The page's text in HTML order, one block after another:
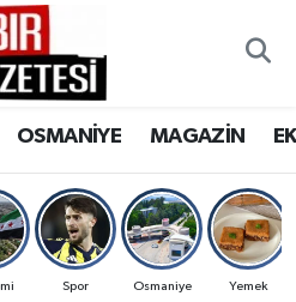
OSMANİYE MAGAZİN
Spor Osmaniye Yemek
Eczaneler
Haritası
ve Fikstür